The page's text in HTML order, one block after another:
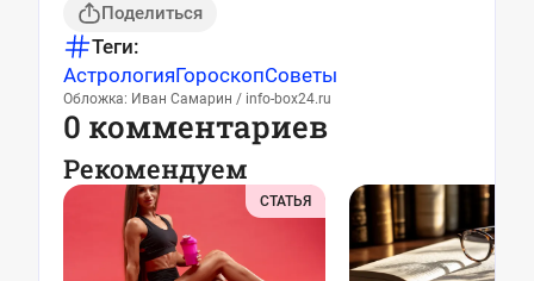
Поделиться
Теги:
АстрологияГороскопСоветы
Обложка: Иван Самарин / info-box24.ru
0 комментариев
Рекомендуем
СТАТЬЯ